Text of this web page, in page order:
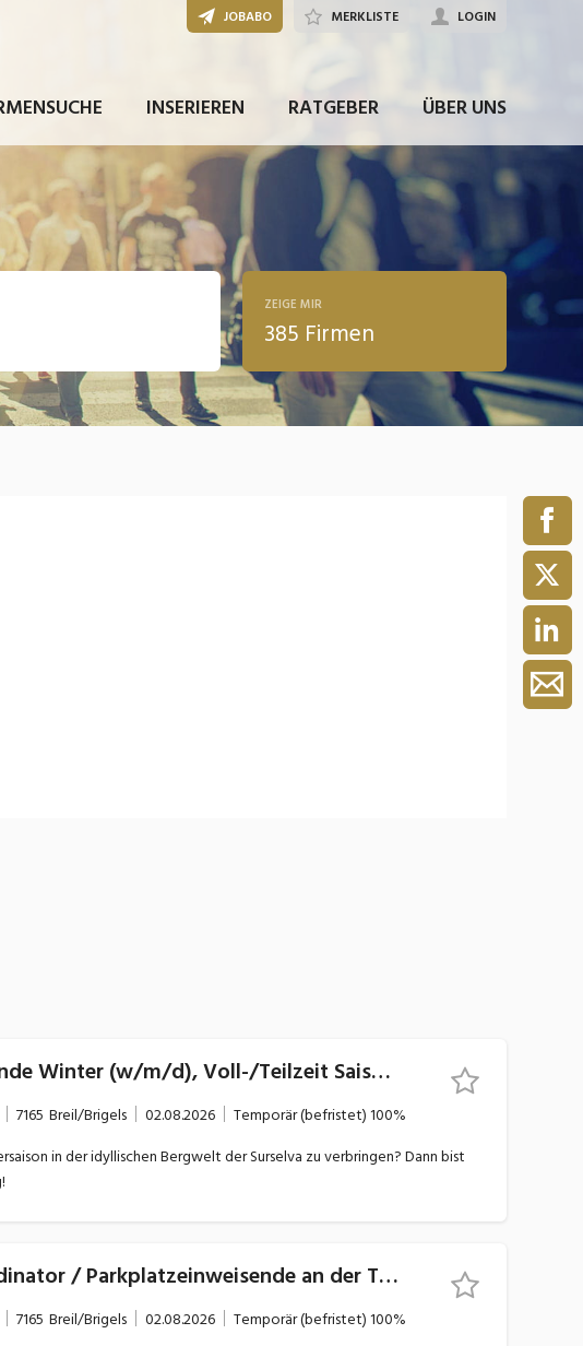
INSERIEREN RATGEBER ÜBER UNS
JOBABO MERKLISTE LOGIN
ZEIGE MIR
385 Firmen
Bahnmitarbeitende Winter (w/m/d), Voll-/Teilzeit Saisonstelle
7165 Breil/Brigels 02.08.2026 Temporär (befristet)100%
in der idyllischen Bergwelt der Surselva zu verbringen? Dann bist
Parkplatz-Koordinator / Parkplatzeinweisende an der Talstation (w/m/d), Teilzeit Saisonstelle
7165 Breil/Brigels 02.08.2026 Temporär (befristet)100%